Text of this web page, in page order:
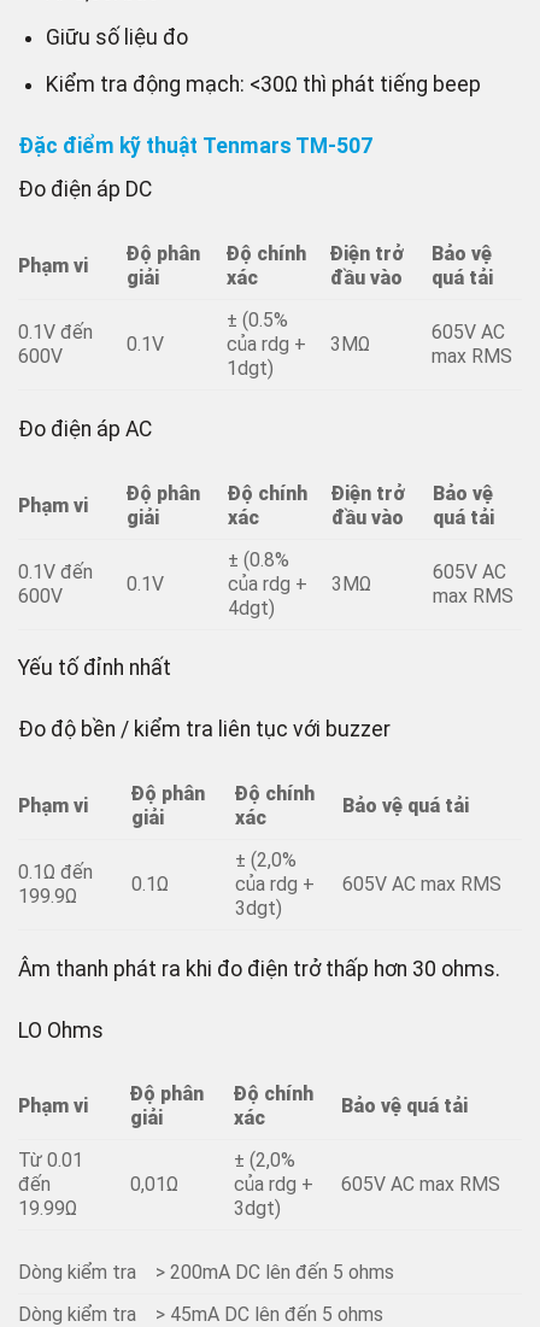
Giữu số liệu đo
Kiểm tra động mạch: <30Ω thì phát tiếng beep
Đặc điểm kỹ thuật Tenmars TM-507
Đo điện áp DC
Phạm vi
Độ phân
giải
Độ chính
xác
Điện trở
đầu vào
Bảo vệ
quá tải
0.1V đến
600V
0.1V
± (0.5%
của rdg +
1dgt)
3MΩ
605V AC
max RMS
Đo điện áp AC
Phạm vi
Độ phân
giải
Độ chính
xác
Điện trở
đầu vào
Bảo vệ
quá tải
0.1V đến
600V
0.1V
± (0.8%
của rdg +
4dgt)
3MΩ
605V AC
max RMS
Yếu tố đỉnh nhất
Đo độ bền / kiểm tra liên tục với buzzer
Phạm vi
Độ phân
giải
Độ chính
xác
Bảo vệ quá tải
0.1Ω đến
199.9Ω
0.1Ω
± (2,0%
của rdg +
3dgt)
605V AC max RMS
Âm thanh phát ra khi đo điện trở thấp hơn 30 ohms.
LO Ohms
Phạm vi
Độ phân
giải
Độ chính
xác
Bảo vệ quá tải
Từ 0.01
đến
19.99Ω
0,01Ω
± (2,0%
của rdg +
3dgt)
605V AC max RMS
Dòng kiểm tra
> 200mA DC lên đến 5 ohms
Dòng kiểm tra
> 45mA DC lên đến 5 ohms